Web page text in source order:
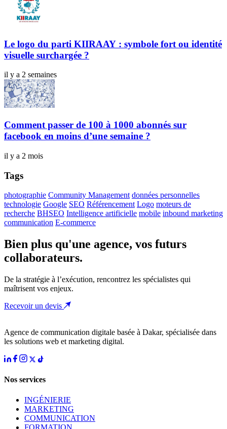
Le logo du parti KIIRAAY : symbole fort ou identité
visuelle surchargée ?
il y a 2 semaines
Comment passer de 100 à 1000 abonnés sur
facebook en moins d’une semaine ?
il y a 2 mois
Tags
photographie Community Management données personnelles
technologie Google SEO Référencement Logo moteurs de
recherche BHSEO Intelligence artificielle mobile inbound marketing
communication E-commerce
Bien plus qu'une agence, vos futurs
collaborateurs.
De la stratégie à l’exécution, rencontrez les spécialistes qui
maîtrisent vos enjeux.
Recevoir un devis
Agence de communication digitale basée à Dakar, spécialisée dans
les solutions web et marketing digital.
Nos services
INGÉNIERIE
MARKETING
COMMUNICATION
FORMATION